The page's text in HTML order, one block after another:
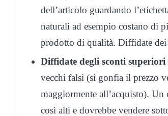
dell’articolo guardando
naturali ad esempio costano di
prodotto di qualità. Diffidate
Diffidate degli sconti
vecchi falsi (si gonfia il prezzo
maggiormente all’acquisto).
così alti e dovrebbe vendere